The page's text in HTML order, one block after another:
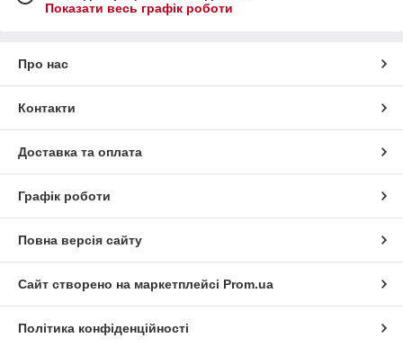
Показати весь графік роботи
Про нас
Контакти
Доставка та оплата
Графік роботи
Повна версія сайту
Сайт створено на маркетплейсі Prom.ua
Політика конфіденційності